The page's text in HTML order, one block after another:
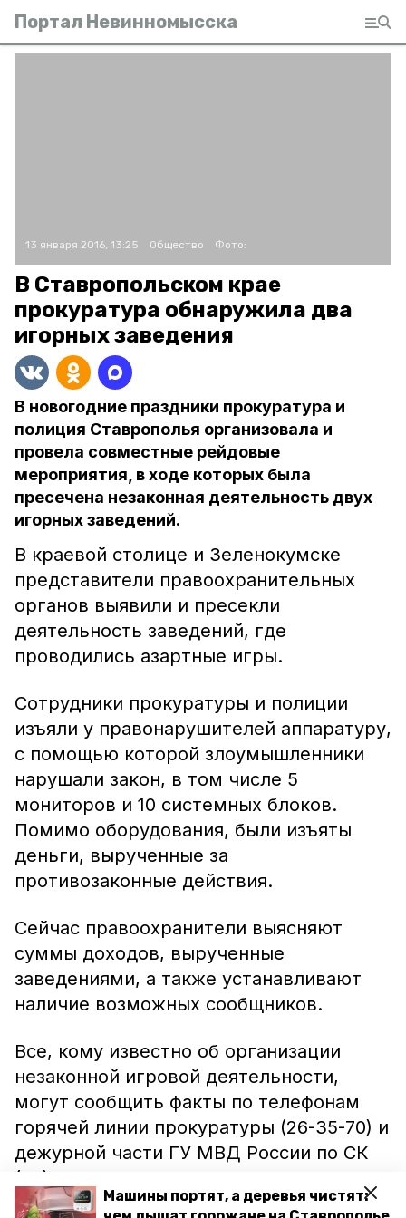
Машины портят, а деревья чистят:
Портал Невинномысска
13 января 2016, 13:25 Общество Фото:
В Ставропольском крае
прокуратура обнаружила два
игорных заведения
В новогодние праздники прокуратура и
полиция Ставрополья организовала и
провела совместные рейдовые
мероприятия, в ходе которых была
пресечена незаконная деятельность двух
игорных заведений.
В краевой столице и Зеленокумске
представители правоохранительных
органов выявили и пресекли
деятельность заведений, где
проводились азартные игры.
Сотрудники прокуратуры и полиции
изъяли у правонарушителей аппаратуру,
с помощью которой злоумышленники
нарушали закон, в том числе 5
мониторов и 10 системных блоков.
Помимо оборудования, были изъяты
деньги, вырученные за
противозаконные действия.
Сейчас правоохранители выясняют
суммы доходов, вырученные
заведениями, а также устанавливают
наличие возможных сообщников.
Все, кому известно об организации
незаконной игровой деятельности,
могут сообщить факты по телефонам
горячей линии прокуратуры (26-35-70) и
дежурной части ГУ МВД России по СК
(02).